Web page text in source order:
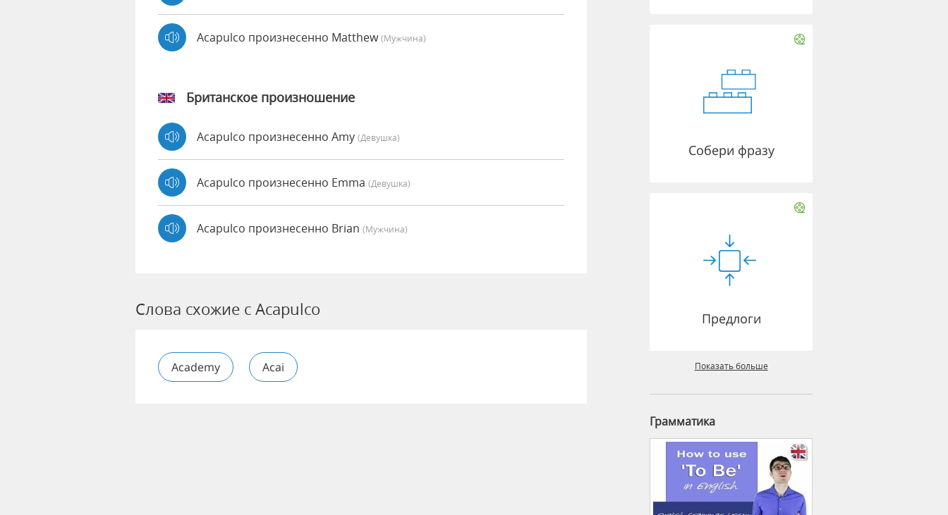
Acapulco произнесенно Matthew(мужчина)
Британское произношение
Acapulco произнесенно Amy (девушка)
Acapulco произнесенно Emma (девушка)
Acapulco произнесенно Brian (мужчина)
Слова схожие с Acapulco
Academy Acai
Собери фразу
Предлоги
Показать больше
Грамматика